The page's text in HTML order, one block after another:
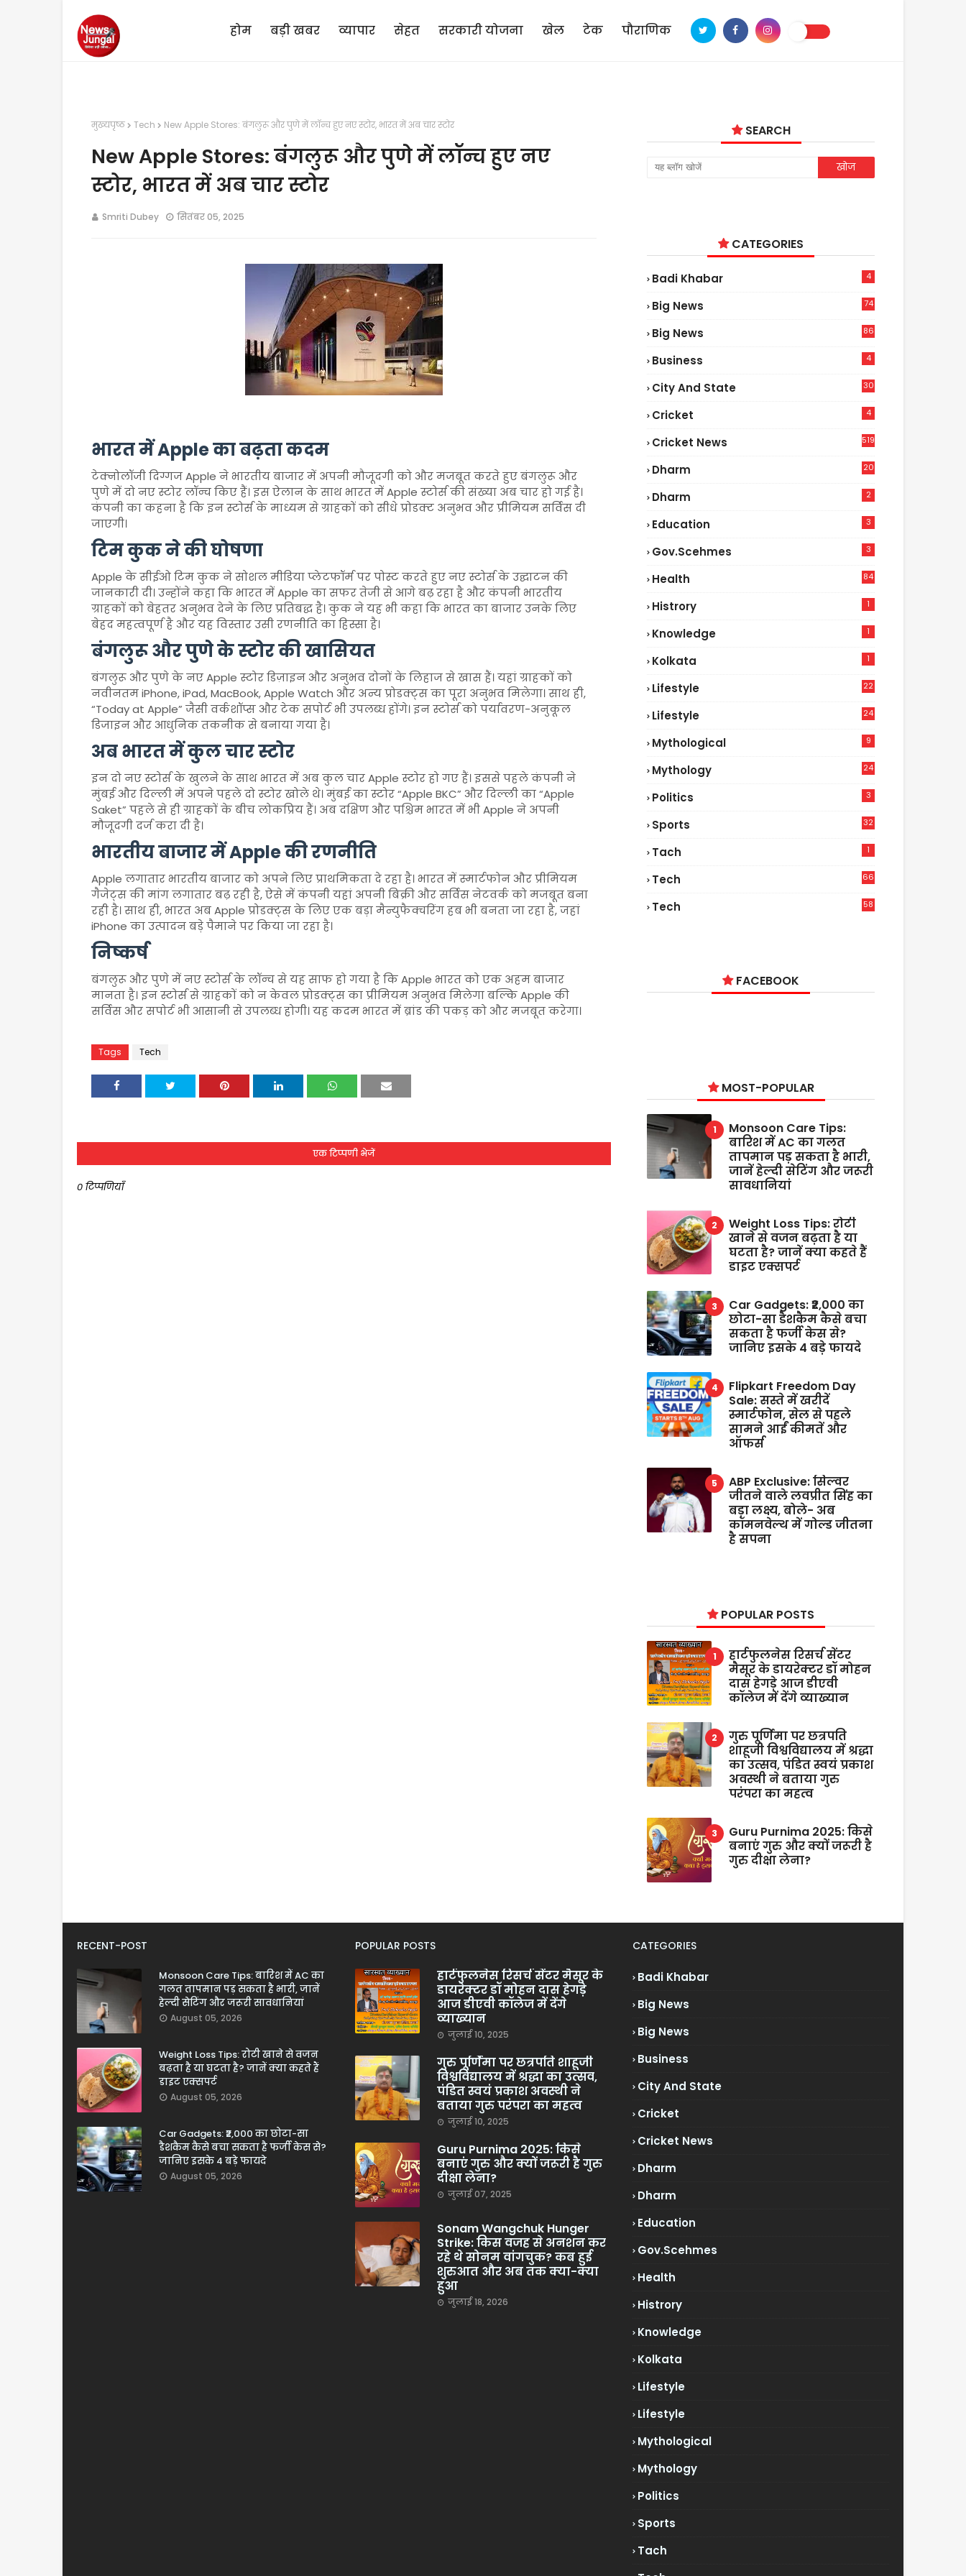
होम बड़ी खबर व्यापार सेहत सरकारी योजना खेल टेक पौराणिक
मुख्यपृष्ठ Tech New Apple Stores: बंगलुरू और पुणे में लॉन्च हुए नए स्टोर, भारत में अब चार स्टोर
New Apple Stores: बंगलुरू और पुणे में लॉन्च हुए नए
स्टोर, भारत में अब चार स्टोर
Smriti Dubey सितंबर 05, 2025
भारत में Apple का बढ़ता कदम
टेक्नोलॉजी दिग्गज Apple ने भारतीय बाजार में अपनी मौजूदगी को और मजबूत करते हुए बंगलुरू और
पुणे में दो नए स्टोर लॉन्च किए हैं। इस ऐलान के साथ भारत में Apple स्टोर्स की संख्या अब चार हो गई है।
कंपनी का कहना है कि इन स्टोर्स के माध्यम से ग्राहकों को सीधे प्रोडक्ट अनुभव और प्रीमियम सर्विस दी
जाएगी।
टिम कुक ने की घोषणा
Apple के सीईओ टिम कुक ने सोशल मीडिया प्लेटफॉर्म पर पोस्ट करते हुए नए स्टोर्स के उद्घाटन की
जानकारी दी। उन्होंने कहा कि भारत में Apple का सफर तेजी से आगे बढ़ रहा है और कंपनी भारतीय
ग्राहकों को बेहतर अनुभव देने के लिए प्रतिबद्ध है। कुक ने यह भी कहा कि भारत का बाजार उनके लिए
बेहद महत्वपूर्ण है और यह विस्तार उसी रणनीति का हिस्सा है।
बंगलुरू और पुणे के स्टोर की खासियत
बंगलुरू और पुणे के नए Apple स्टोर डिज़ाइन और अनुभव दोनों के लिहाज से खास हैं। यहां ग्राहकों को
नवीनतम iPhone, iPad, MacBook, Apple Watch और अन्य प्रोडक्ट्स का पूरा अनुभव मिलेगा। साथ ही,
“Today at Apple” जैसी वर्कशॉप्स और टेक सपोर्ट भी उपलब्ध होंगे। इन स्टोर्स को पर्यावरण-अनुकूल
डिजाइन और आधुनिक तकनीक से बनाया गया है।
अब भारत में कुल चार स्टोर
इन दो नए स्टोर्स के खुलने के साथ भारत में अब कुल चार Apple स्टोर हो गए हैं। इससे पहले कंपनी ने
मुंबई और दिल्ली में अपने पहले दो स्टोर खोले थे। मुंबई का स्टोर “Apple BKC” और दिल्ली का “Apple
Saket” पहले से ही ग्राहकों के बीच लोकप्रिय हैं। अब दक्षिण और पश्चिम भारत में भी Apple ने अपनी
मौजूदगी दर्ज करा दी है।
भारतीय बाजार में Apple की रणनीति
Apple लगातार भारतीय बाजार को अपने लिए प्राथमिकता दे रहा है। भारत में स्मार्टफोन और प्रीमियम
गैजेट्स की मांग लगातार बढ़ रही है, ऐसे में कंपनी यहां अपनी बिक्री और सर्विस नेटवर्क को मजबूत बना
रही है। साथ ही, भारत अब Apple प्रोडक्ट्स के लिए एक बड़ा मैन्युफैक्चरिंग हब भी बनता जा रहा है, जहां
iPhone का उत्पादन बड़े पैमाने पर किया जा रहा है।
निष्कर्ष
बंगलुरू और पुणे में नए स्टोर्स के लॉन्च से यह साफ हो गया है कि Apple भारत को एक अहम बाजार
मानता है। इन स्टोर्स से ग्राहकों को न केवल प्रोडक्ट्स का प्रीमियम अनुभव मिलेगा बल्कि Apple की
सर्विस और सपोर्ट भी आसानी से उपलब्ध होगी। यह कदम भारत में ब्रांड की पकड़ को और मजबूत करेगा।
Tags Tech
एक टिप्पणी भेजें
0 टिप्पणियाँ
SEARCH
CATEGORIES
Badi Khabar 4
Big News
74
Big News
86
Business 4
City And State 30
Cricket 4
Cricket News 519
Dharm 20
Dharm 2
Education 3
Gov.scehmes 3
Health
84
Histrory 1
Knowledge 1
Kolkata 1
Lifestyle
22
Lifestyle
24
Mythological 9
Mythology 24
Politics 3
Sports 32
Tach 1
Tech
66
Tech
58
FACEBOOK
MOST-POPULAR
Monsoon Care Tips:
बारिश में AC का गलत
तापमान पड़ सकता है भारी,
जानें हेल्दी सेटिंग और जरूरी
सावधानियां
Weight Loss Tips: रोटी
खाने से वजन बढ़ता है या
घटता है? जानें क्या कहते हैं
डाइट एक्सपर्ट
Car Gadgets: ₹2,000 का
छोटा-सा डैशकैम कैसे बचा
सकता है फर्जी केस से?
जानिए इसके 4 बड़े फायदे
Flipkart Freedom Day
Sale: सस्ते में खरीदें
स्मार्टफोन, सेल से पहले
सामने आईं कीमतें और
ऑफर्स
ABP Exclusive: सिल्वर
जीतने वाले लवप्रीत सिंह का
बड़ा लक्ष्य, बोले- अब
कॉमनवेल्थ में गोल्ड जीतना
है सपना
POPULAR POSTS
हार्टफुलनेस रिसर्च सेंटर
मैसूर के डायरेक्टर डॉ मोहन
दास हेगड़े आज डीएवी
कॉलेज में देंगे व्याख्यान
गुरु पूर्णिमा पर छत्रपति
शाहूजी विश्वविद्यालय में श्रद्धा
का उत्सव, पंडित स्वयं प्रकाश
अवस्थी ने बताया गुरु
परंपरा का महत्व
Guru Purnima 2025: किसे
बनाएं गुरु और क्यों जरूरी है
गुरु दीक्षा लेना?
RECENT-POST
Monsoon Care Tips: बारिश में AC का
गलत तापमान पड़ सकता है भारी, जानें
हेल्दी सेटिंग और जरूरी सावधानियां
August 05, 2026
Weight Loss Tips: रोटी खाने से वजन
बढ़ता है या घटता है? जानें क्या कहते हैं
डाइट एक्सपर्ट
August 05, 2026
Car Gadgets: ₹2,000 का छोटा-सा
डैशकैम कैसे बचा सकता है फर्जी केस से?
जानिए इसके 4 बड़े फायदे
August 05, 2026
POPULAR POSTS
हार्टफुलनेस रिसर्च सेंटर मैसूर के
डायरेक्टर डॉ मोहन दास हेगड़े
आज डीएवी कॉलेज में देंगे
व्याख्यान
जुलाई 10, 2025
गुरु पूर्णिमा पर छत्रपति शाहूजी
विश्वविद्यालय में श्रद्धा का उत्सव,
पंडित स्वयं प्रकाश अवस्थी ने
बताया गुरु परंपरा का महत्व
जुलाई 10, 2025
Guru Purnima 2025: किसे
बनाएं गुरु और क्यों जरूरी है गुरु
दीक्षा लेना?
जुलाई 07, 2025
Sonam Wangchuk Hunger
Strike: किस वजह से अनशन कर
रहे थे सोनम वांगचुक? कब हुई
शुरुआत और अब तक क्या-क्या
हुआ
जुलाई 18, 2026
CATEGORIES
Badi Khabar
Big News
Big News
Business
City And State
Cricket
Cricket News
Dharm
Dharm
Education
Gov.scehmes
Health
Histrory
Knowledge
Kolkata
Lifestyle
Lifestyle
Mythological
Mythology
Politics
Sports
Tach